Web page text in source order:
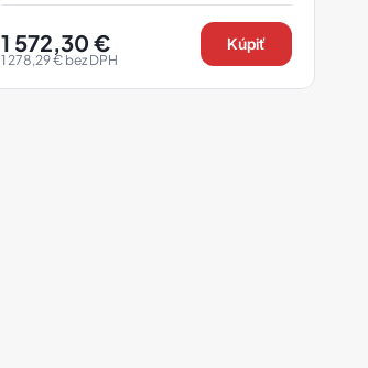
1 572,30 €
1 278,29€bez DPH
Kúpiť